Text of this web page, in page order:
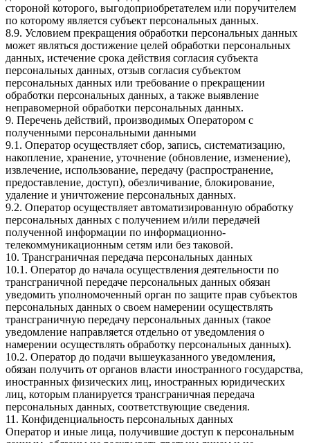
стороной которого, выгодоприобретателем или поручителем
по которому является субъект персональных данных.
8.9. Условием прекращения обработки персональных данных
может являться достижение целей обработки персональных
данных, истечение срока действия согласия субъекта
персональных данных, отзыв согласия субъектом
персональных данных или требование о прекращении
обработки персональных данных, а также выявление
неправомерной обработки персональных данных.
9. Перечень действий, производимых Оператором с
полученными персональными данными
9.1. Оператор осуществляет сбор, запись, систематизацию,
накопление, хранение, уточнение (обновление, изменение),
извлечение, использование, передачу (распространение,
предоставление, доступ), обезличивание, блокирование,
удаление и уничтожение персональных данных.
9.2. Оператор осуществляет автоматизированную обработку
персональных данных с получением и/или передачей
полученной информации по информационно-
телекоммуникационным сетям или без таковой.
10. Трансграничная передача персональных данных
10.1. Оператор до начала осуществления деятельности по
трансграничной передаче персональных данных обязан
уведомить уполномоченный орган по защите прав субъектов
персональных данных о своем намерении осуществлять
трансграничную передачу персональных данных (такое
уведомление направляется отдельно от уведомления о
намерении осуществлять обработку персональных данных).
10.2. Оператор до подачи вышеуказанного уведомления,
обязан получить от органов власти иностранного государства,
иностранных физических лиц, иностранных юридических
лиц, которым планируется трансграничная передача
персональных данных, соответствующие сведения.
11. Конфиденциальность персональных данных
Оператор и иные лица, получившие доступ к персональным